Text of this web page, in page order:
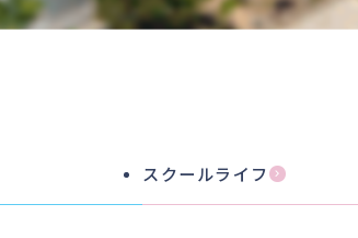
スクールライフ